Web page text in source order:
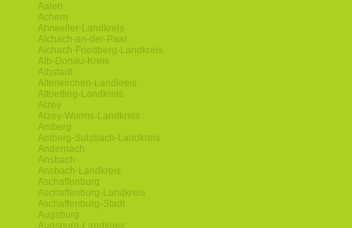
Aalen
Achern
Ahrweiler-Landkreis
Aichach-an-der-Paar
Aichach-Friedberg-Landkreis
Alb-Donau-Kreis
Albstadt
Altenkirchen-Landkreis
Altoetting-Landkreis
Alzey
Alzey-Worms-Landkreis
Amberg
Amberg-Sulzbach-Landkreis
Andernach
Ansbach
Ansbach-Landkreis
Aschaffenburg
Aschaffenburg-Landkreis
Aschaffenburg-Stadt
Augsburg
Augsburg-Landkreis